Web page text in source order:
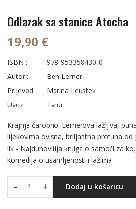
Odlazak sa stanice Atocha
19,90 €
ISBN :
978-953358430-0
Autor :
Ben Lerner
Prijevod:
Marina Leustek
Uvez:
Tvrdi
Krajnje čarobno. Lernerova lažljiva,
lijekovima ovisna, briljantna protuha od
lik - Najduhovitija knjiga o samoći za
komedija o usamljenosti i lažima
- + Dodaj u košaricu